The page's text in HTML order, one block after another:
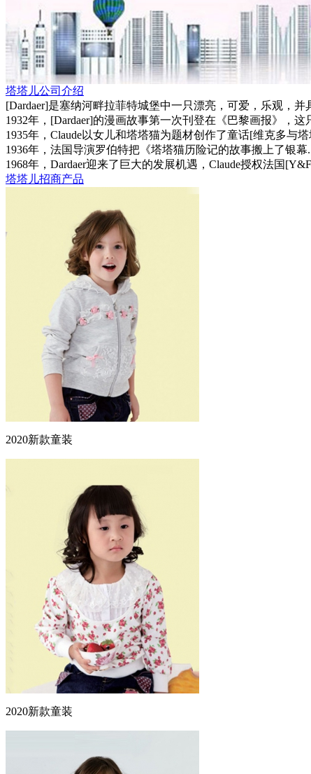
塔塔儿公司介绍
[Dardaer]是塞纳河畔拉菲特城堡中一只漂亮，可爱，乐观，并
1932年，[Dardaer]的漫画故事第一次刊登在《巴黎画报》，
1935年，Claude以女儿和塔塔猫为题材创作了童话[维克多与
1936年，法国导演罗伯特把《塔塔猫历险记的故事搬上了银幕
1968年，Dardaer迎来了巨大的发展机遇，Claude授权法国
塔塔儿招商产品
2020新款童装
2020新款童装